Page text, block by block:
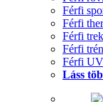
Férfi
Férfi
Férfi
Férfi
Férfi
Láss